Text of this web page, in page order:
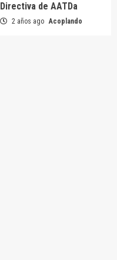
Directiva de AATDa
2 años ago Acoplando